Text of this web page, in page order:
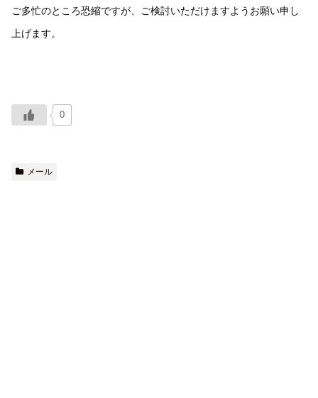
ご多忙のところ恐縮ですが、ご検討いただけますようお願い申し
上げます。
0
メール